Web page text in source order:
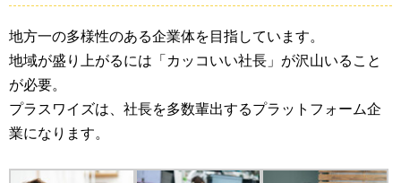
地方一の多様性のある企業体を目指しています。
地域が盛り上がるには「カッコいい社長」が沢山いること
が必要。
プラスワイズは、社長を多数輩出するプラットフォーム企
業になります。